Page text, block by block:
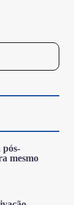
pós-
mesmo